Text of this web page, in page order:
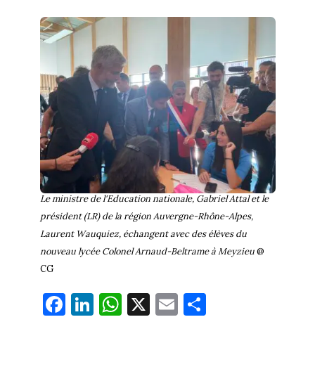
Le ministre de l'Education nationale, Gabriel Attal et le
président (LR) de la région Auvergne-Rhône-Alpes,
Laurent Wauquiez, échangent avec des élèves du
nouveau lycée Colonel Arnaud-Beltrame à Meyzieu@
CG
Fa
ce
Li
nk
W
ha
X E
m
Pa
rt